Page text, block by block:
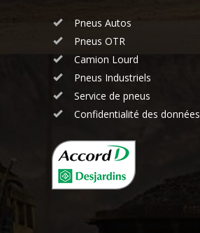
Pneus Autos
Pneus OTR
Camion Lourd
Pneus Industriels
Service de pneus
Confidentialité des données